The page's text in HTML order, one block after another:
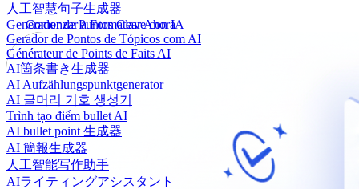
人工智慧句子生成器
Generador de Puntos Clave con IA
Gerador de Pontos de Tópicos com AI
Générateur de Points de Faits AI
AI箇条書き生成器
AI Aufzählungspunktgenerator
AI 글머리 기호 생성기
Trình tạo điểm bullet AI
AI bullet point 生成器
AI 簡報生成器
人工智能写作助手
AIライティングアシスタント
Comenzar a Formatear Ahora